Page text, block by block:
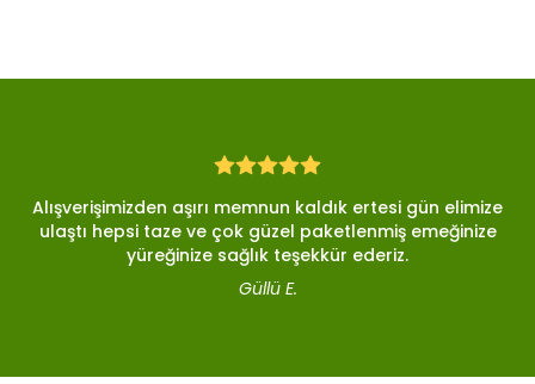
Alışverişimizden aşırı memnun kaldık ertesi gün elimize
ulaştı hepsi taze ve çok güzel paketlenmiş emeğinize
yüreğinize sağlık teşekkür ederiz.
Güllü E.